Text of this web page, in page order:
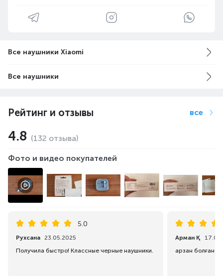
Все наушники Xiaomi
Все наушники
Рейтинг и отзывы все
4.8 (132 отзыва)
Фото и видео покупателей
5.0
Рухсана 23.05.2025
Получила быстро! Классные черные наушники.
Арман Қ
арзан болған